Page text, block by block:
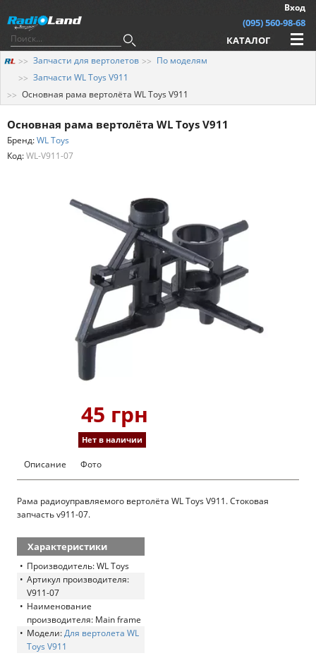
Вход
(095) 560-98-68
КАТАЛОГ
Запчасти для вертолетов
По моделям
Запчасти WL Toys V911
Основная рама вертолёта WL Toys V911
Основная рама вертолёта WL Toys V911
Бренд:WL Toys
Код:WL-V911-07
45 грн
Нет в наличии
Описание Фото
Рама радиоуправляемого вертолёта WL Toys V911. Стоковая
запчасть v911-07.
Характеристики
Производитель: WL Toys
Артикул производителя:
V911-07
Наименование
производителя: Main frame
Модели:Для вертолета WL
Toys V911